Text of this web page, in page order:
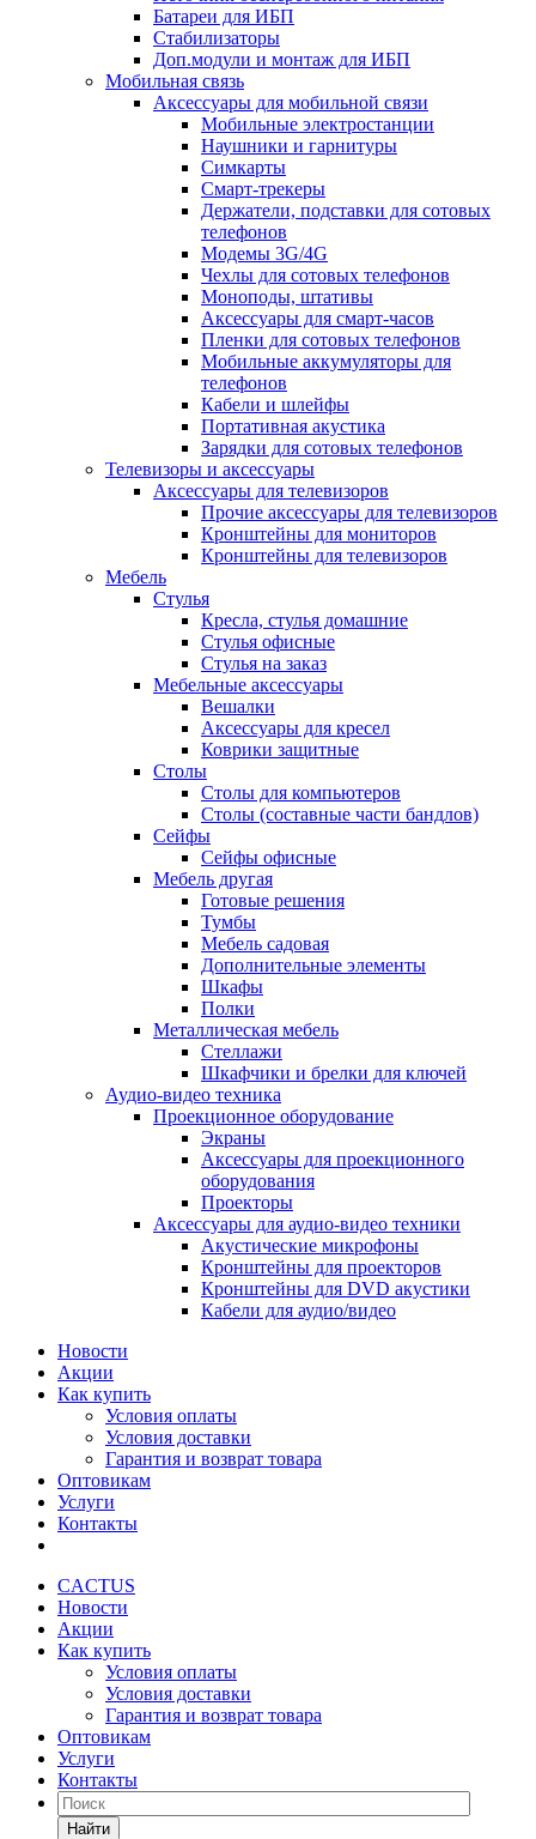
Батареи для ИБП
Стабилизаторы
Доп.модули и монтаж для ИБП
Мобильная связь
Аксессуары для мобильной связи
Мобильные электростанции
Наушники и гарнитуры
Симкарты
Смарт-трекеры
Держатели, подставки для сотовых
телефонов
Модемы 3G/4G
Чехлы для сотовых телефонов
Моноподы, штативы
Аксессуары для смарт-часов
Пленки для сотовых телефонов
Мобильные аккумуляторы для
телефонов
Кабели и шлейфы
Портативная акустика
Зарядки для сотовых телефонов
Телевизоры и аксессуары
Аксессуары для телевизоров
Прочие аксессуары для телевизоров
Кронштейны для мониторов
Кронштейны для телевизоров
Мебель
Стулья
Кресла, стулья домашние
Стулья офисные
Стулья на заказ
Мебельные аксессуары
Вешалки
Аксессуары для кресел
Коврики защитные
Столы
Столы для компьютеров
Столы (составные части бандлов)
Сейфы
Сейфы офисные
Мебель другая
Готовые решения
Тумбы
Мебель садовая
Дополнительные элементы
Шкафы
Полки
Металлическая мебель
Стеллажи
Шкафчики и брелки для ключей
Аудио-видео техника
Проекционное оборудование
Экраны
Аксессуары для проекционного
оборудования
Проекторы
Аксессуары для аудио-видео техники
Акустические микрофоны
Кронштейны для проекторов
Кронштейны для DVD акустики
Кабели для аудио/видео
Новости
Акции
Как купить
Условия оплаты
Условия доставки
Гарантия и возврат товара
Оптовикам
Услуги
Контакты
CACTUS
Новости
Акции
Как купить
Условия оплаты
Условия доставки
Гарантия и возврат товара
Оптовикам
Услуги
Контакты
Найти